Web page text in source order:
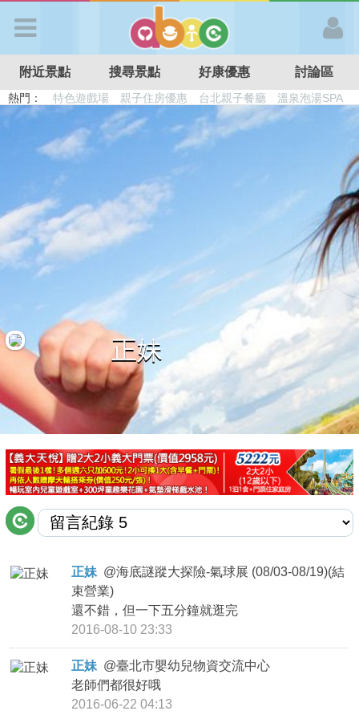
APP登入
首 頁
搜尋景點
好康優惠
最新留言
商家合作
推薦景點
討論區
聯絡我們
APP下載
附近景點 搜尋景點 好康優惠 討論區
熱門： 溜滑梯民宿 觀光工廠 DIY摘果
日本親子景點
特色遊戲場
親子住房優惠 台北親子餐廳 溫泉泡湯SPA
正妹
正妹 @海底謎蹤大探險-氣球展 (08/03-08/19)(結
束營業)
還不錯，但一下五分鐘就逛完
2016-08-10 23:33
正妹 @臺北市嬰幼兒物資交流中心
老師們都很好哦
2016-06-22 04:13